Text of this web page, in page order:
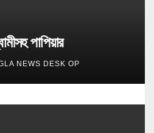
পাপিয়ার
NEWS DESK OP